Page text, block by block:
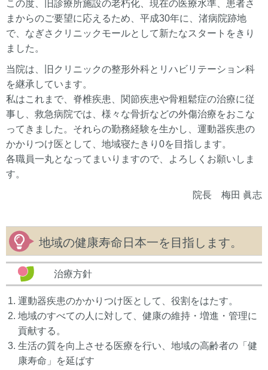
この度、旧診療所施設の老朽化、現在の医療水準、患者さ
まからのご要望に応えるため、平成30年に、渚病院跡地
で、なぎさクリニックモールとして新たなスタートをきり
ました。
当院は、旧クリニックの整形外科とリハビリテーション科
を継承しています。
私はこれまで、脊椎疾患、関節疾患や骨粗鬆症の治療に従
事し、救急病院では、様々な骨折などの外傷治療をおこな
ってきました。それらの勤務経験を生かし、運動器疾患の
かかりつけ医として、地域寝たきり0を目指します。
各職員一丸となってまいりますので、よろしくお願いしま
す。
院長 梅田 眞志
地域の健康寿命日本一を目指します。
治療方針
運動器疾患のかかりつけ医として、役割をはたす。
地域のすべての人に対して、健康の維持・増進・管理に
貢献する。
生活の質を向上させる医療を行い、地域の高齢者の「健
康寿命」を延ばす